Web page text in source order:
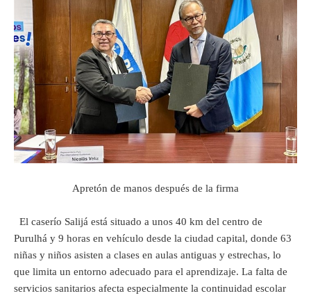
Apretón de manos después de la firma
El caserío Salijá está situado a unos 40 km del centro de
Purulhá y 9 horas en vehículo desde la ciudad capital, donde 63
niñas y niños asisten a clases en aulas antiguas y estrechas, lo
que limita un entorno adecuado para el aprendizaje. La falta de
servicios sanitarios afecta especialmente la continuidad escolar